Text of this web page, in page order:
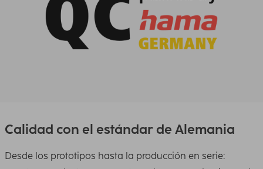
Calidad con el estándar de Alemania
Desde los prototipos hasta la producción en serie: